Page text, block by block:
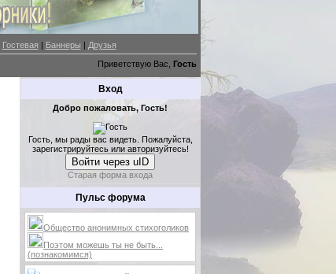
Гостевая | Баннеры | Друзья
Приветствую Вас, Гость
Вход
Добро пожаловать, Гость!
Гость, мы рады вас видеть. Пожалуйста,
зарегистрируйтесь или авторизуйтесь!
Войти через uID
Старая форма входа
Пульс форума
Общество анонимных стихоголиков
Поэтом можешь ты не быть...
(познакомимся)